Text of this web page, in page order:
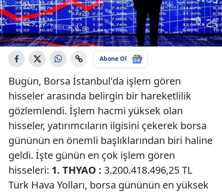
Abone Ol
Bugün, Borsa İstanbul'da işlem gören
hisseler arasında belirgin bir hareketlilik
gözlemlendi. İşlem hacmi yüksek olan
hisseler, yatırımcıların ilgisini çekerek borsa
gününün en önemli başlıklarından biri haline
geldi. İşte günün en çok işlem gören
hisseleri: 1. THYAO : 3.200.418.496,25 TL
Türk Hava Yolları, borsa gününün en yüksek